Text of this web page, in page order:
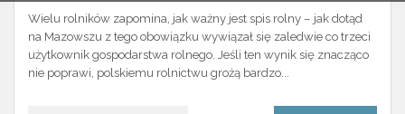
Wielu rolników zapomina, jak ważny jest spis rolny – jak dotąd
na Mazowszu z tego obowiązku wywiązał się zaledwie co trzeci
użytkownik gospodarstwa rolnego. Jeśli ten wynik się znacząco
nie poprawi, polskiemu rolnictwu grożą bardzo...